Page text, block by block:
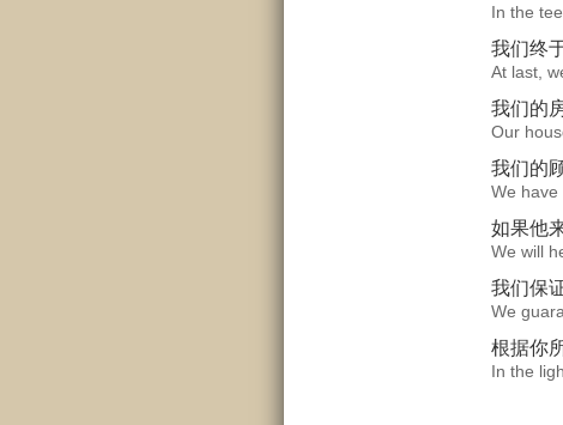
In the
我们终
At last,
我们的
Our
我们的
We have
如果他
We will
我们保
We
根据你
In the